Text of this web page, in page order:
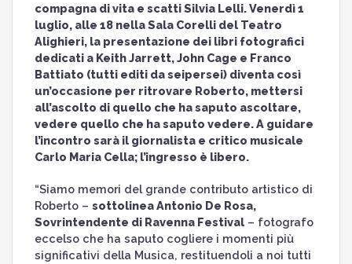
compagna di vita e scatti Silvia Lelli. Venerdì 1
luglio, alle 18 nella Sala Corelli del Teatro
Alighieri, la presentazione dei libri fotografici
dedicati a Keith Jarrett, John Cage e Franco
Battiato (tutti editi da seipersei) diventa così
un’occasione per ritrovare Roberto, mettersi
all’ascolto di quello che ha saputo ascoltare,
vedere quello che ha saputo vedere. A guidare
l’incontro sarà il giornalista e critico musicale
Carlo Maria Cella; l’ingresso è libero.
“Siamo memori del grande contributo artistico di
Roberto – sottolinea Antonio De Rosa,
Sovrintendente di Ravenna Festival– fotografo
eccelso che ha saputo cogliere i momenti più
significativi della Musica, restituendoli a noi tutti